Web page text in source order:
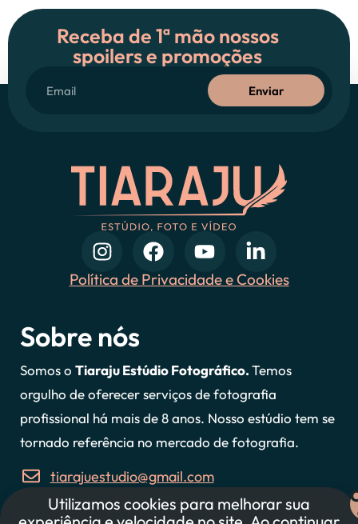
Receba de 1ª mão nossos
spoilers e promoções
Enviar
Política de Privacidade e Cookies
Sobre nós
Somos o Tiaraju Estúdio Fotográfico.Temos
orgulho de oferecer serviços de fotografia
profissional há mais de 8 anos. Nosso estúdio tem se
tornado referência no mercado de fotografia.
tiarajuestudio@gmail.com
47 997607127
Utilizamos cookies para melhorar sua